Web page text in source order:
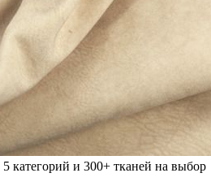
5 категорий и 300+ тканей на выбор